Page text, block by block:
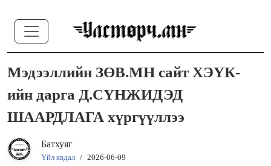
Мэдээллийн ЗӨВ.МН сайт ХЭҮК-
ийн дарга Д.СҮНЖИДЭД
ШААРДЛАГА хүргүүллээ
Батхуяг
Үйл явдал / 2026-06-09